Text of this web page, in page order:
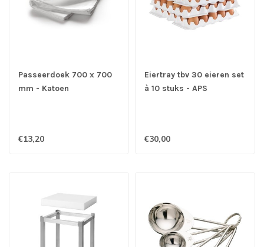
Passeerdoek 700 x 700
mm - Katoen
€13,20
Eiertray tbv 30 eieren set
à 10 stuks - APS
€30,00